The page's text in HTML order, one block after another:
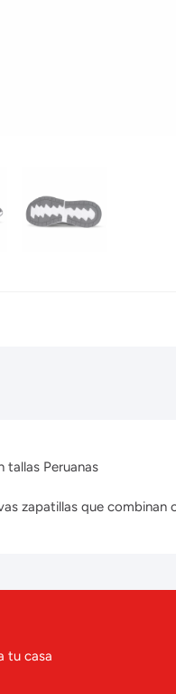
tallas Peruanas
zapatillas que
tu casa